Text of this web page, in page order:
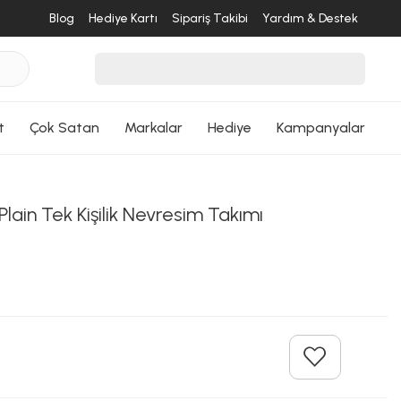
Blog Hediye Kartı Sipariş Takibi Yardım & Destek
Çok Satan Markalar Hediye Kampanyalar
Dön
Plain Tek Kişilik Nevresim Takımı